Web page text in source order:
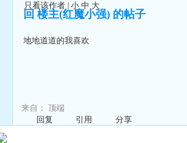
只看该作者 小 中 大
回 楼主(红魔小强) 的帖子
地地道道的我喜欢
来自： 顶端
回复
引用 分享